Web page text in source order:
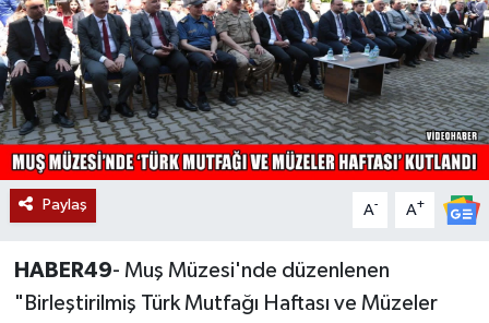
Paylaş A- A+
HABER49- Muş Müzesi'nde düzenlenen
"Birleştirilmiş Türk Mutfağı Haftası ve Müzeler
Teknoloji
Kültür Sanat
Muş
Hasköy
Bulanık